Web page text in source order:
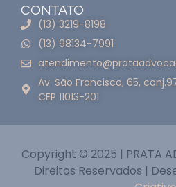
CONTATO
(13) 3219-8198
(13) 98134-7991
Av. São Francisco, 65,
CEP 11013-201
Copyright © 2025 | PRATA
Direitos Reservados |